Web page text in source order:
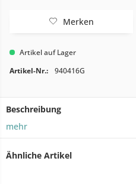
Merken
Artikel auf Lager
Artikel-Nr.:
940416G
Beschreibung
mehr
Ähnliche Artikel